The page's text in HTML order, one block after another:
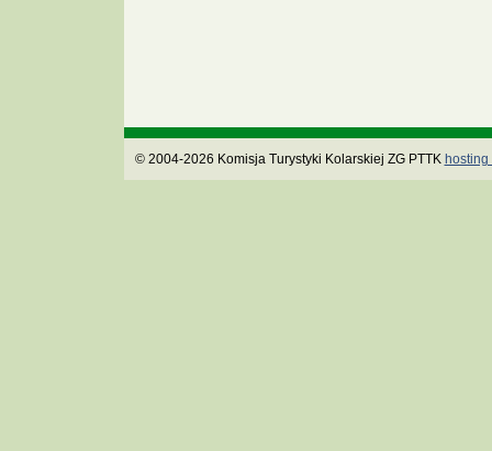
© 2004-2026 Komisja Turystyki Kolarskiej ZG PTTK hosting